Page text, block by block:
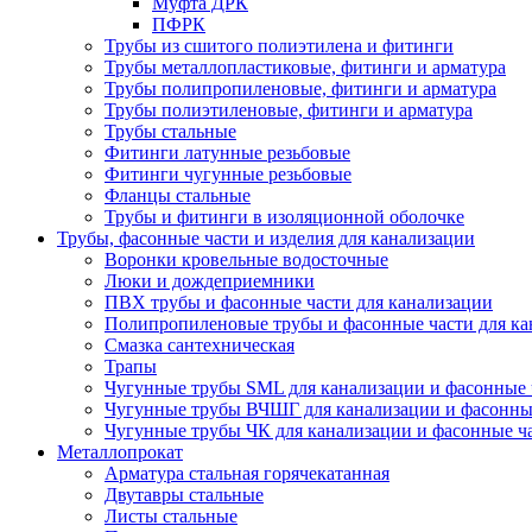
ПФРК
Трубы из сшитого полиэтилена и фитинги
Трубы металлопластиковые, фитинги и арматура
Трубы полипропиленовые, фитинги и арматура
Трубы полиэтиленовые, фитинги и арматура
Трубы стальные
Фитинги латунные резьбовые
Фитинги чугунные резьбовые
Фланцы стальные
Трубы и фитинги в изоляционной оболочке
Трубы, фасонные части и изделия для канализации
Воронки кровельные водосточные
Люки и дождеприемники
ПВХ трубы и фасонные части для канализации
Полипропиленовые трубы и фасонные части для
Смазка сантехническая
Трапы
Чугунные трубы SML для канализации и фасонные
Чугунные трубы ВЧШГ для канализации и
Чугунные трубы ЧК для канализации и фасонные
Металлопрокат
Арматура стальная горячекатанная
Двутавры стальные
Листы стальные